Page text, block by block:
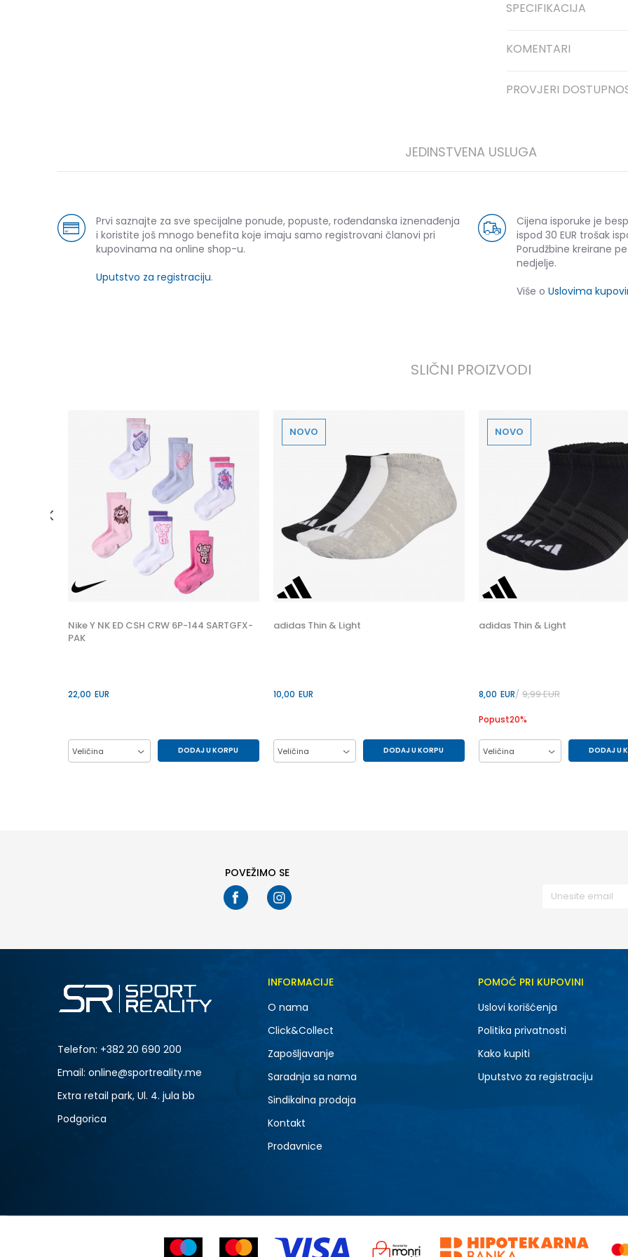
SPECIFIKACIJA
KOMENTARI
PROVJERI
JEDINSTVENA USLUGA
Prvi saznajte za sve specijalne ponude, popuste, rođendanska iznenađenja
i koristite još mnogo benefita koje imaju samo registrovani članovi pri
kupovinama na online shop-u.
Uputstvo za registraciju.
Cijena isporuke je
ispod 30 EUR trošak
Porudžbine kreirane
nedjelje.
Više o Uslovima
SLIČNI PROIZVODI
Nike Y NK ED CSH CRW 6P-144 SARTGFX-
PAK
22,00 EUR
Veličina DODAJ U KORPU
NOVO
adidas Thin & Light
10,00 EUR
Veličina DODAJ U KORPU
NOVO
adidas Thin & Light
8,00 EUR 9,99EUR
Popust20%
Veličina DODAJ U
POVEŽIMO SE
Telefon: +382 20 690 200
Email: online@sportreality.me
Extra retail park, Ul. 4. jula bb
Podgorica
INFORMACIJE
O nama
Click&Collect
Zapošljavanje
Saradnja sa nama
Sindikalna prodaja
Kontakt
Prodavnice
POMOĆ PRI KUPOVINI
Uslovi korišćenja
Politika privatnosti
Kako kupiti
Uputstvo za registraciju